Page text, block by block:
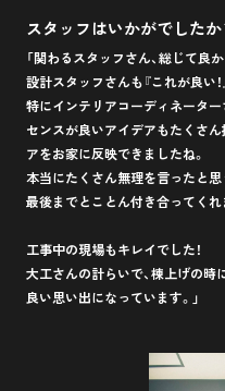
スタッフはいかがでしたか
「関わるスタッフさん、総じて良
設計スタッフさんも『これが良い
特にインテリアコーディネータ
センスが良いアイデアもたくさ
アをお家に反映できましたね。
本当にたくさん無理を言ったと思
最後までとことん付き合ってくれ
工事中の現場もキレイでした！
大工さんの計らいで、棟上げの時
良い思い出になっています。」